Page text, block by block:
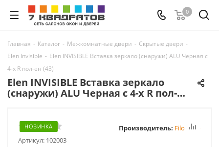
0
Главная - Каталог - Межкомнатные двери - Скрытые двери -
Elen Invisible - Elen INVISIBLE Вставка зеркало (снаружи) ALU Черная с
4-х R пол-ен (43)
Elen INVISIBLE Вставка зеркало
(снаружи) ALU Черная с 4-х R пол-ен
НОВИНКА
Артикул: 102003
Производитель: FiloMuro